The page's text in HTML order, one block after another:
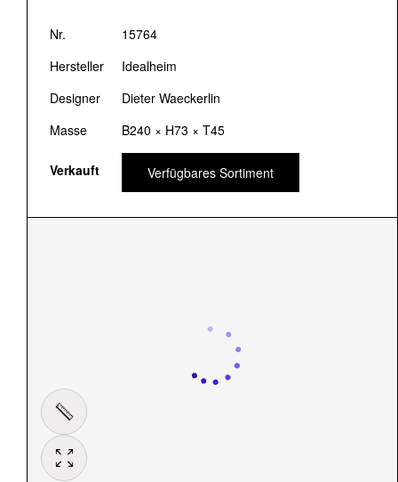
Nr.
15764
Hersteller
Idealheim
Designer
Dieter Waeckerlin
Masse
B240 × H73 × T45
Verkauft Verfügbares Sortiment